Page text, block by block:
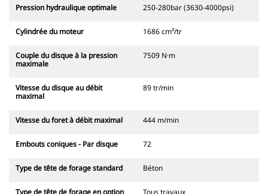
Pression hydraulique optimale 250-280bar (3630-4000psi)
Cylindrée du moteur 1686 cm³/tr
Couple du disque à la pression
maximale
7509 N·m
Vitesse du disque au débit
maximal
89 tr/min
Vitesse du foret à débit maximal 444 m/min
Embouts coniques - Par disque 72
Type de tête de forage standard Béton